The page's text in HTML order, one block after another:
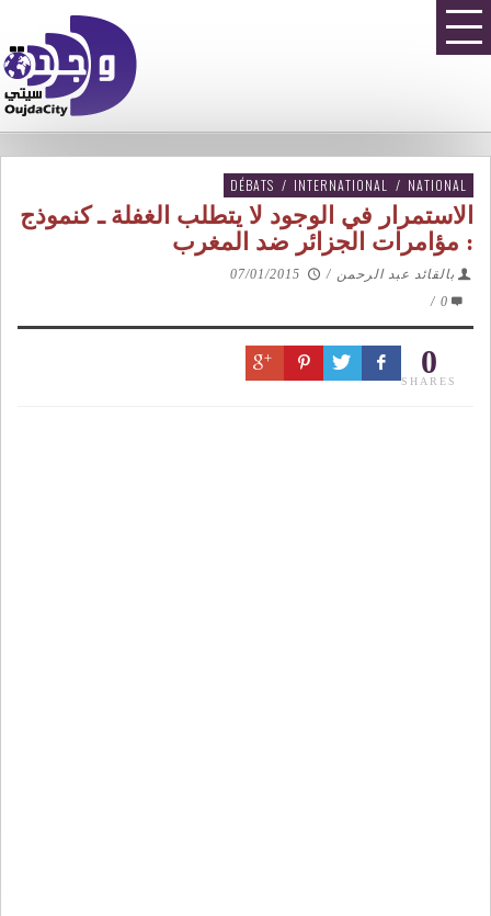
DÉBATS / INTERNATIONAL / NATIONAL
الاستمرار في الوجود لا يتطلب الغفلة ـ كنموذج
: مؤامرات الجزائر ضد المغرب
بالقائد عبد الرحمن /
07/01/2015
0
/
0
SHARES